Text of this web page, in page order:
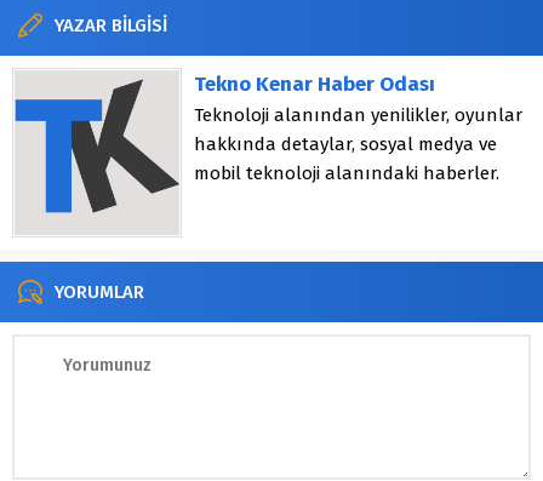
YAZAR BİLGİSİ
Tekno Kenar Haber Odası
Teknoloji alanından yenilikler, oyunlar
hakkında detaylar, sosyal medya ve
mobil teknoloji alanındaki haberler.
YORUMLAR